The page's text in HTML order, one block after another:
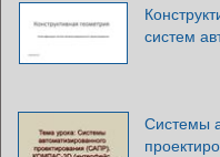
систем
Системы